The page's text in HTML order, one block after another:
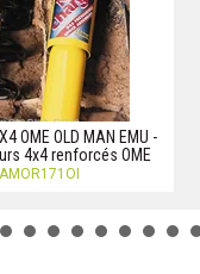
OME OLD MAN EMU -
4x4 renforcés OME